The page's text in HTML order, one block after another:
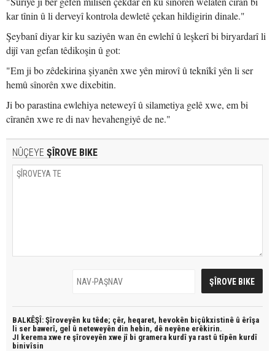
kar tînin û li derveyî kontrola dewletê çekan hildigirin dinale."
Şeybanî diyar kir ku saziyên wan ên ewlehî û leşkerî bi biryardarî li
dijî van gefan têdikoşin û got:
"Em ji bo zêdekirina şiyanên xwe yên mirovî û teknîkî yên li ser
hemû sînorên xwe dixebitin.
Ji bo parastina ewlehiya neteweyî û silametiya gelê xwe, em bi
cîranên xwe re di nav hevahengiyê de ne."
NÛÇEYE ŞÎROVE BIKE
BALKÊŞÎ: Şîroveyên ku têde; çêr, heqaret, hevokên biçûkxistinê û êrîşa
li ser bawerî, gel û neteweyên din hebin, dê neyêne erêkirin.
JI kerema xwe re şîroveyên xwe jî bi gramera kurdî ya rast û tîpên kurdî
binivîsin